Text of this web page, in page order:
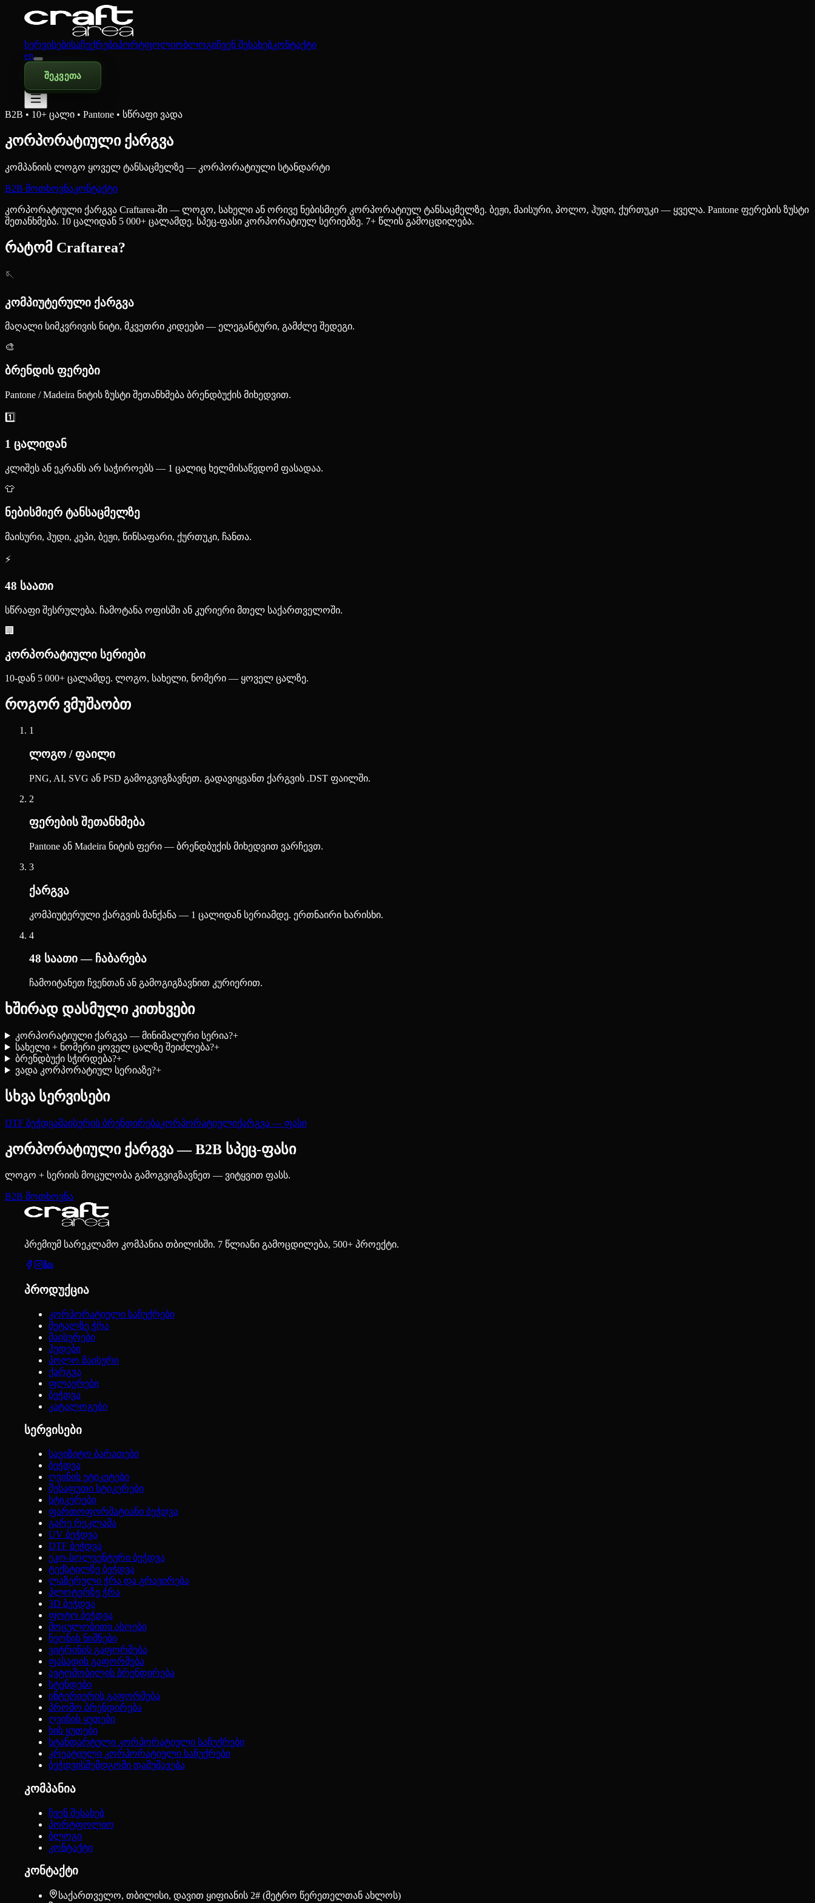
სერვისებისაჩუქრებიპორტფოლიობლოგიჩვენ შესახებკონტაქტი
en
შეკვეთა
B2B • 10+ ცალი • Pantone • სწრაფი ვადა
კორპორატიული ქარგვა
კომპანიის ლოგო ყოველ ტანსაცმელზე — კორპორატიული სტანდარტი
B2B მოთხოვნაკონტაქტი
კორპორატიული ქარგვა Craftarea-ში — ლოგო, სახელი ან ორივე ნებისმიერ კორპორატიულ ტანსაცმელზე. ბეჟი, მაისური, პოლო, ჰუდი, ქურთუკი — ყველა. Pantone ფერების ზუსტი
შეთანხმება. 10 ცალიდან 5 000+ ცალამდე. სპეც-ფასი კორპორატიულ სერიებზე. 7+ წლის გამოცდილება.
რატომ Craftarea?
🪡
კომპიუტერული ქარგვა
მაღალი სიმკვრივის ნიტი, მკვეთრი კიდეები — ელეგანტური, გამძლე შედეგი.
🎨
ბრენდის ფერები
Pantone / Madeira ნიტის ზუსტი შეთანხმება ბრენდბუქის მიხედვით.
1️⃣
1 ცალიდან
კლიშეს ან ეკრანს არ საჭიროებს — 1 ცალიც ხელმისაწვდომ ფასადაა.
👕
ნებისმიერ ტანსაცმელზე
მაისური, ჰუდი, კეპი, ბეჟი, წინსაფარი, ქურთუკი, ჩანთა.
⚡
48 საათი
სწრაფი შესრულება. ჩამოტანა ოფისში ან კურიერი მთელ საქართველოში.
🏢
კორპორატიული სერიები
10-დან 5 000+ ცალამდე. ლოგო, სახელი, ნომერი — ყოველ ცალზე.
როგორ ვმუშაობთ
1
ლოგო / ფაილი
PNG, AI, SVG ან PSD გამოგვიგზავნეთ. გადავიყვანთ ქარგვის .DST ფაილში.
2
ფერების შეთანხმება
Pantone ან Madeira ნიტის ფერი — ბრენდბუქის მიხედვით ვარჩევთ.
3
ქარგვა
კომპიუტერული ქარგვის მანქანა — 1 ცალიდან სერიამდე. ერთნაირი ხარისხი.
4
48 საათი — ჩაბარება
ჩამოიტანეთ ჩვენთან ან გამოგიგზავნით კურიერით.
ხშირად დასმული კითხვები
კორპორატიული ქარგვა — მინიმალური სერია?+
სახელი + ნომერი ყოველ ცალზე შეიძლება?+
ბრენდბუქი სჭირდება?+
ვადა კორპორატიულ სერიაზე?+
სხვა სერვისები
DTF ბეჭდვამაისურის ბრენდირებაკორპორატიულიქარგვა — ფასი
კორპორატიული ქარგვა — B2B სპეც-ფასი
ლოგო + სერიის მოცულობა გამოგვიგზავნეთ — ვიტყვით ფასს.
B2B მოთხოვნა
პრემიუმ სარეკლამო კომპანია თბილისში. 7 წლიანი გამოცდილება, 500+ პროექტი.
პროდუქცია
კორპორატიული საჩუქრები
მეტალზე ჭრა
მაისურები
ჰუდები
პოლო მაისური
ქარგვა
ფლაერები
ბეჭდვა
კატალოგები
სერვისები
სავიზიტო ბარათები
ბეჭდვა
ღვინის ეტიკეტები
შესაფუთი სტიკერები
სტიკერები
ფართოფორმატიანი ბეჭდვა
გარე რეკლამა
UV ბეჭდვა
DTF ბეჭდვა
ეკო-სოლვენტური ბეჭდვა
ტექსტილზე ბეჭდვა
ლაზერული ჭრა და გრავირება
პლოტერზე ჭრა
3D ბეჭდვა
ფოტო ბეჭდვა
მოცულობითი ასოები
ნეონის ნიშნები
ვიტრინის გაფორმება
ფასადის გაფორმება
ავტომობილის ბრენდირება
სტენდები
ინტერიერის გაფორმება
პრომო ბრენდირება
ღვინის ყუთები
ხის ყუთები
სტანდარტული კორპორატიული საჩუქრები
კრეატიული კორპორატიული საჩუქრები
ბეჭდვისშემდგომი დამუშავება
კომპანია
ჩვენ შესახებ
პორტფოლიო
ბლოგი
კონტაქტი
კონტაქტი
საქართველო, თბილისი, დავით ყიფიანის 2# (მეტრო წერეთელთან ახლოს)